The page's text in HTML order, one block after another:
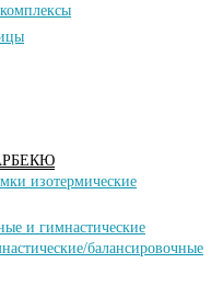
изотермические
и гимнастические
балансировочные